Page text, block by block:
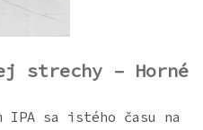
strechy – Horné
IPA sa istého času na